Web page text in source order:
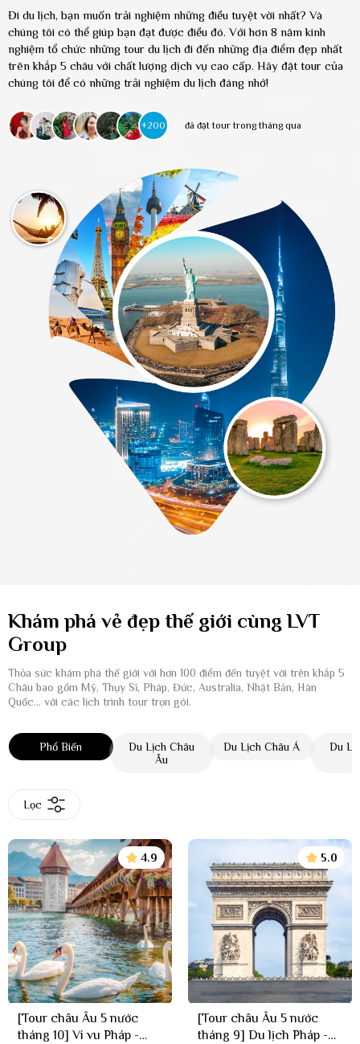
Đi du lịch, bạn muốn trải nghiệm những điều tuyệt vời nhất? Và
chúng tôi có thể giúp bạn đạt được điều đó. Với hơn 8 năm kinh
nghiệm tổ chức những tour du lịch đi đến những địa điểm đẹp nhất
trên khắp 5 châu với chất lượng dịch vụ cao cấp. Hãy đặt tour của
chúng tôi để có những trải nghiệm du lịch đáng nhớ!
+200 đã đặt tour trong tháng qua
Khám phá vẻ đẹp thế giới cùng LVT
Group
Thỏa sức khám phá thế giới với hơn 100 điểm đến tuyệt vời trên khắp 5
Châu bao gồm Mỹ, Thụy Sĩ, Pháp, Đức, Australia, Nhật Bản, Hàn
Quốc... với các lịch trình tour trọn gói.
Phổ Biến
Du Lịch Châu
Âu
Du Lịch Châu Á
Du
Lọc
4.9
[Tour châu Âu 5 nước
tháng 10] Vi vu Pháp -
5.0
[Tour châu Âu 5 nước
tháng 9] Du lịch Pháp -